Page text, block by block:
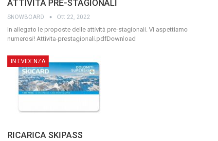
ATTIVITÀ PRE-STAGIONALI
SNOWBOARD Ott 22, 2022
In allegato le proposte delle attività pre-stagionali. Vi aspettiamo
numerosi! Attivita-prestagionali.pdfDownload
IN EVIDENZA
RICARICA SKIPASS